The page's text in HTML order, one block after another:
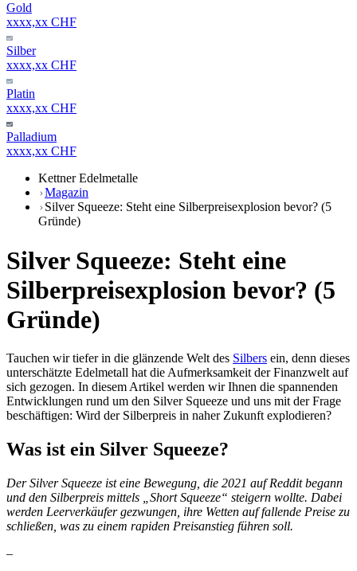
Gold
xxxx,xx CHF
Silber
xxxx,xx CHF
Platin
xxxx,xx CHF
Palladium
xxxx,xx CHF
Kettner Edelmetalle
Magazin
Silver Squeeze: Steht eine Silberpreisexplosion bevor? (5
Gründe)
Silver Squeeze: Steht eine
Silberpreisexplosion bevor? (5
Gründe)
Tauchen wir tiefer in die glänzende Welt des Silbers ein, denn dieses
unterschätzte Edelmetall hat die Aufmerksamkeit der Finanzwelt auf
sich gezogen. In diesem Artikel werden wir Ihnen die spannenden
Entwicklungen rund um den Silver Squeeze und uns mit der Frage
beschäftigen: Wird der Silberpreis in naher Zukunft explodieren?
Was ist ein Silver Squeeze?
Der Silver Squeeze ist eine Bewegung, die 2021 auf Reddit begann
und den Silberpreis mittels „Short Squeeze“ steigern wollte. Dabei
werden Leerverkäufer gezwungen, ihre Wetten auf fallende Preise zu
schließen, was zu einem rapiden Preisanstieg führen soll.
–